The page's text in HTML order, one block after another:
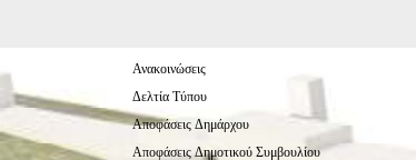
Ανακοινώσεις
Δελτία Τύπου
Αποφάσεις Δημάρχου
Αποφάσεις Δημοτικού Συμβουλίου